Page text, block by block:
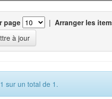
page | Arranger les
sur un total de 1.